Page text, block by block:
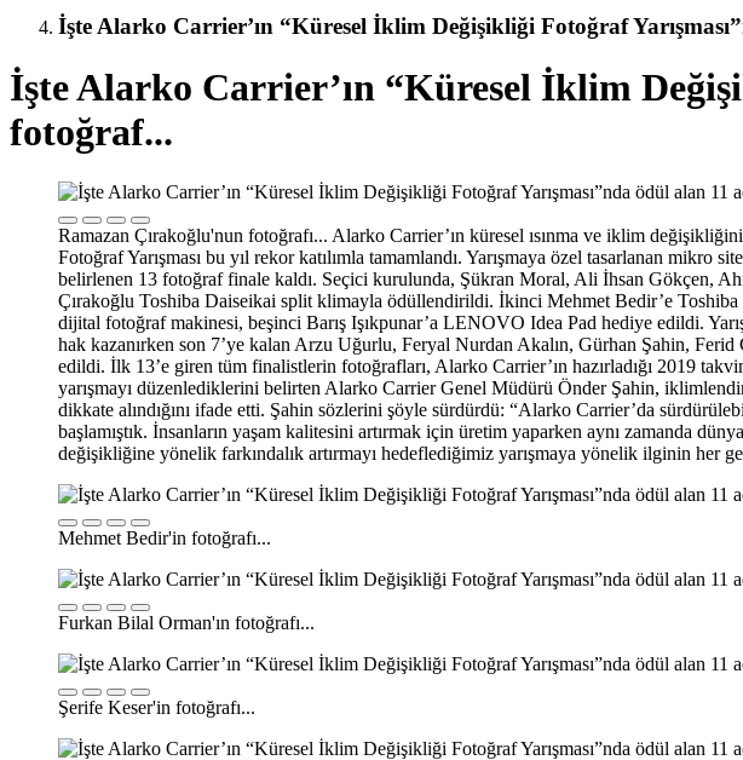
İşte Alarko Carrier’ın “Küresel İklim Değişikliği Fotoğraf
İşte Alarko Carrier’ın “Küresel İklim
fotoğraf...
Ramazan Çırakoğlu'nun fotoğrafı... Alarko Carrier’ın küresel ısınma ve iklim
Fotoğraf Yarışması bu yıl rekor katılımla tamamlandı. Yarışmaya özel tasarlanan mikro
belirlenen 13 fotoğraf finale kaldı. Seçici kurulunda, Şükran Moral, Ali İhsan Gökçen,
Çırakoğlu Toshiba Daiseikai split klimayla ödüllendirildi. İkinci Mehmet Bedir’e
dijital fotoğraf makinesi, beşinci Barış Işıkpunar’a LENOVO Idea Pad hediye edildi.
hak kazanırken son 7’ye kalan Arzu Uğurlu, Feryal Nurdan Akalın, Gürhan Şahin,
edildi. İlk 13’e giren tüm finalistlerin fotoğrafları, Alarko Carrier’ın hazırladığı 2019
yarışmayı düzenlediklerini belirten Alarko Carrier Genel Müdürü Önder Şahin,
dikkate alındığını ifade etti. Şahin sözlerini şöyle sürdürdü: “Alarko Carrier’da
başlamıştık. İnsanların yaşam kalitesini artırmak için üretim yaparken aynı zamanda
değişikliğine yönelik farkındalık artırmayı hedeflediğimiz yarışmaya yönelik ilginin her
Mehmet Bedir'in fotoğrafı...
Furkan Bilal Orman'ın fotoğrafı...
Şerife Keser'in fotoğrafı...